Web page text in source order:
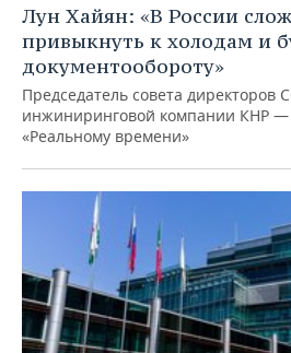
Лун Хайян: «В России
привыкнуть к холодам и
документообороту»
Председатель совета
инжиниринговой компании КНР —
«Реальному времени»